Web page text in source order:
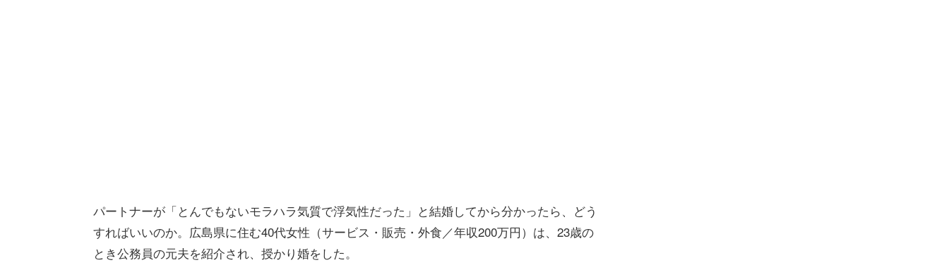
パートナーが「とんでもないモラハラ気質で浮気性だった」と結婚してから分かったら、どう
すればいいのか。広島県に住む40代女性（サービス・販売・外食／年収200万円）は、23歳の
とき公務員の元夫を紹介され、授かり婚をした。